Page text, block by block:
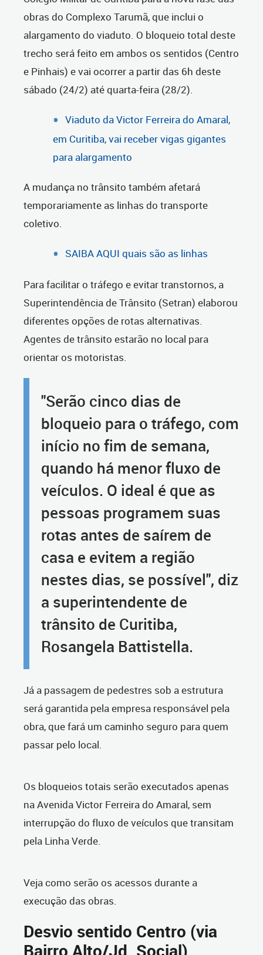
obras do Complexo Tarumã, que inclui o
alargamento do viaduto. O bloqueio total deste
trecho será feito em ambos os sentidos (Centro
e Pinhais) e vai ocorrer a partir das 6h deste
sábado (24/2) até quarta-feira (28/2).
Viaduto da Victor Ferreira do Amaral,
em Curitiba, vai receber vigas gigantes
para alargamento
A mudança no trânsito também afetará
temporariamente as linhas do transporte
coletivo.
SAIBA AQUI quais são as linhas
Para facilitar o tráfego e evitar transtornos, a
Superintendência de Trânsito (Setran) elaborou
diferentes opções de rotas alternativas.
Agentes de trânsito estarão no local para
orientar os motoristas.
"Serão cinco dias de
bloqueio para o tráfego, com
início no fim de semana,
quando há menor fluxo de
veículos. O ideal é que as
pessoas programem suas
rotas antes de saírem de
casa e evitem a região
nestes dias, se possível", diz
a superintendente de
trânsito de Curitiba,
Rosangela Battistella.
Já a passagem de pedestres sob a estrutura
será garantida pela empresa responsável pela
obra, que fará um caminho seguro para quem
passar pelo local.
Os bloqueios totais serão executados apenas
na Avenida Victor Ferreira do Amaral, sem
interrupção do fluxo de veículos que transitam
pela Linha Verde.
Veja como serão os acessos durante a
execução das obras.
Desvio sentido Centro (via
Bairro Alto/Jd. Social)